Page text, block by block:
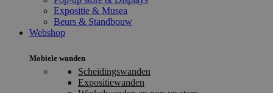
Expositie & Musea
Beurs & Standbouw
Webshop
Mobiele wanden
Scheidingswanden
Expositiewanden